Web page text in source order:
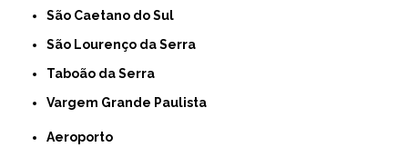
São Caetano do Sul
São Lourenço da Serra
Taboão da Serra
Vargem Grande Paulista
Aeroporto